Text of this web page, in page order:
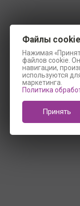
Файлы cookie
Нажимая
файлов cookie.
навигации,
используются
маркетинга.
Политика
Принять